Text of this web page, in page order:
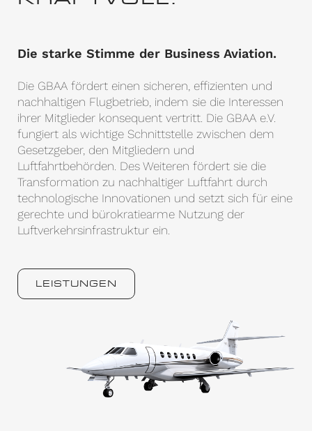
Die starke Stimme der Business Aviation.
Die GBAA fördert einen sicheren, effizienten und
nachhaltigen Flugbetrieb, indem sie die Interessen
ihrer Mitglieder konsequent vertritt. Die GBAA e.V.
fungiert als wichtige Schnittstelle zwischen dem
Gesetzgeber, den Mitgliedern und
Luftfahrtbehörden. Des Weiteren fördert sie die
Transformation zu nachhaltiger Luftfahrt durch
technologische Innovationen und setzt sich für eine
gerechte und bürokratiearme Nutzung der
Luftverkehrsinfrastruktur ein.
LEISTUNGEN